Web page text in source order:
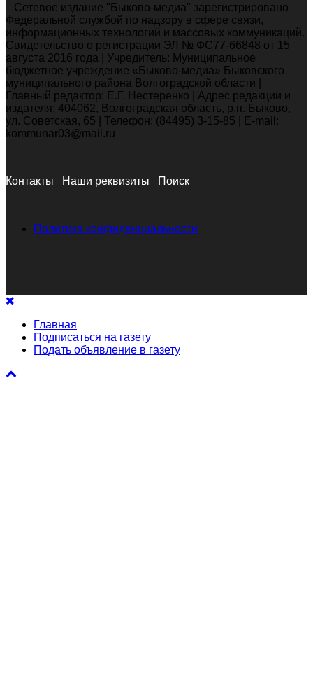
Сетевое издание "Быково-медиа" зарегистрировано
Федеральной службой по надзору в сфере связи,
информационных технологий и массовых коммуникаций.
Свидетельство о регистрации ЭЛ № ФС77-66848 от 15
августа 2016 года | Учредитель: Муниципальное
бюджетное учреждение «Быково-медиа» Быковского
муниципального района Волгоградской области |
Главный редактор: Е.Г. Нестеренко | Адрес редакции и
издателя: 404062, Волгоградская область, р.п. Быково,
ул. Советская, 65 | Телефон: (84495) 3-15-85 | E-mail:
kommunar03@mail.ru
Контакты Наши реквизиты Поиск
Политика конфиденциальности
Главная
Подписаться на газету
Подать объявление в газету